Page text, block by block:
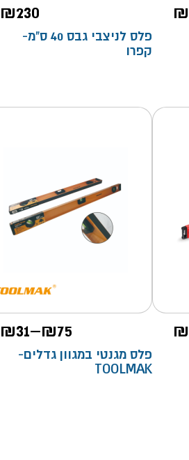
₪
₪230
פלס לניצבי גבס 40 ס"מ-
קפרו
₪
₪31–₪75
פלס מגנטי במגוון גדלים-
TOOLMAK